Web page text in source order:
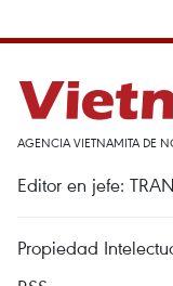
AGENCIA VIETNAMITA DE
Editor en jefe:
Propiedad